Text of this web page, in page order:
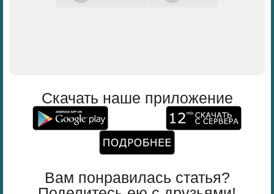
Скачать наше приложение
Вам понравилась статья?